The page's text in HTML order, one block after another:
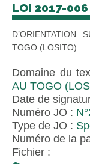
LOI 2017-
D’ORIENTATION
TOGO (LOSITO)
Domaine du
AU TOGO
Date de
Numéro JO :
Type de JO :
Numéro de la
Fichier :